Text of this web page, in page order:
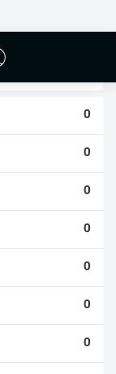
0
0
0
0
0
0
0